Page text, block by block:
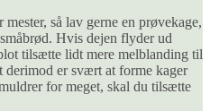
så lav gerne en prøvekage,
Hvis dejen flyder ud
tilsætte lidt mere melblanding til
derimod er svært at forme kager
for meget, skal du tilsætte